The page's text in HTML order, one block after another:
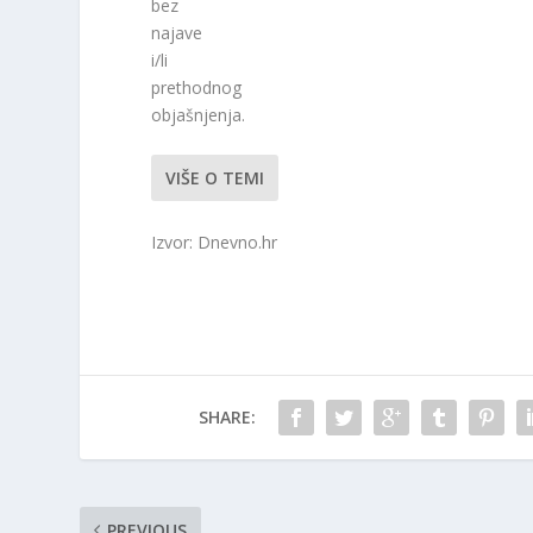
bez
najave
i/li
prethodnog
objašnjenja.
VIŠE O TEMI
Izvor: Dnevno.hr
SHARE: